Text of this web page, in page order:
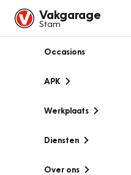
Vakgarage
Stam
Occasions
APK
Werkplaats
Diensten
Over ons